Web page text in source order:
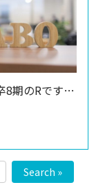
8期のRです…
Search »